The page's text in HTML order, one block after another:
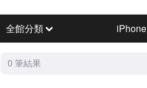
全館分類 iPhone
0 筆結果